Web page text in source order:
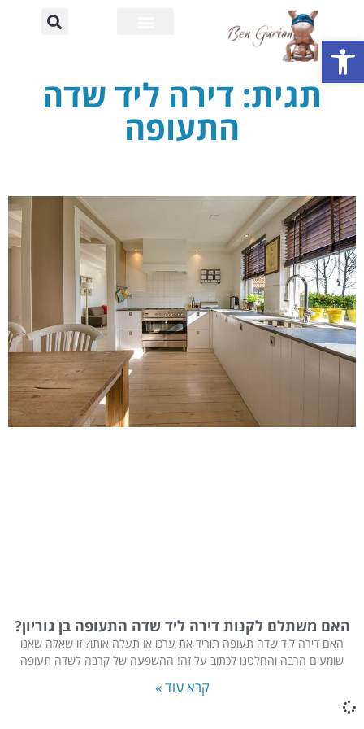
תגית: דירה ליד שדה
התעופה
האם משתלם לקנות דירה ליד שדה התעופה בן גוריון?
האם דירה ליד שדה תעופה תוריד את ערכו או תעלה אותו? זו שאלה שאנו
שומעים הרבה והחלטנו לכתוב על זה! ההשפעה של קרבה לשדה תעופה
קרא עוד »
פתח סרגל נגישות